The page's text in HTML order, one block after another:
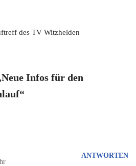
des TV Witzhelden
Infos für den
ANTWORTEN